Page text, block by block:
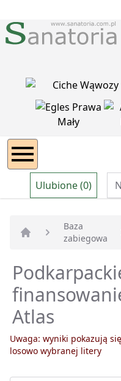
Ulubione (0)
Strona główna
Baza
zabiegowa
Atlas
Uwaga: wyniki pokazują
losowo wybranej litery